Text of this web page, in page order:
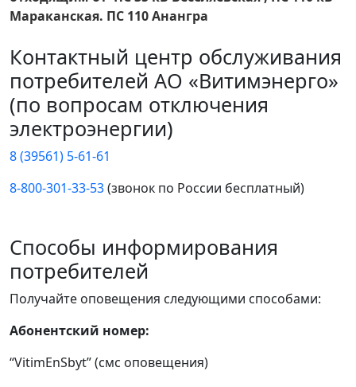
Мараканская. ПС 110 Анангра
Контактный центр обслуживания
потребителей АО «Витимэнерго»
(по вопросам отключения
электроэнергии)
8 (39561) 5-61-61
8-800-301-33-53(звонок по России бесплатный)
Способы информирования
потребителей
Получайте оповещения следующими способами:
Абонентский номер:
“VitimEnSbyt” (смс оповещения)